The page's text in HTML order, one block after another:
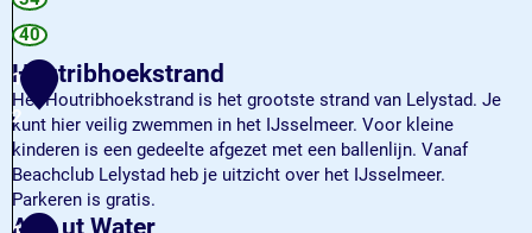
a
h
a
v
e
n
m
B
a
t
a
v
i
a
l
t
a
v
i
a
S
t
a
d
40
1
2
Houtribhoekstrand
Het Houtribhoekstrand is het grootste strand van Lelystad. Je
kunt hier veilig zwemmen in het IJsselmeer. Voor kleine
kinderen is een gedeelte afgezet met een ballenlijn. Vanaf
Beachclub Lelystad heb je uitzicht over het IJsselmeer.
Parkeren is gratis.
H
Aan ut Water